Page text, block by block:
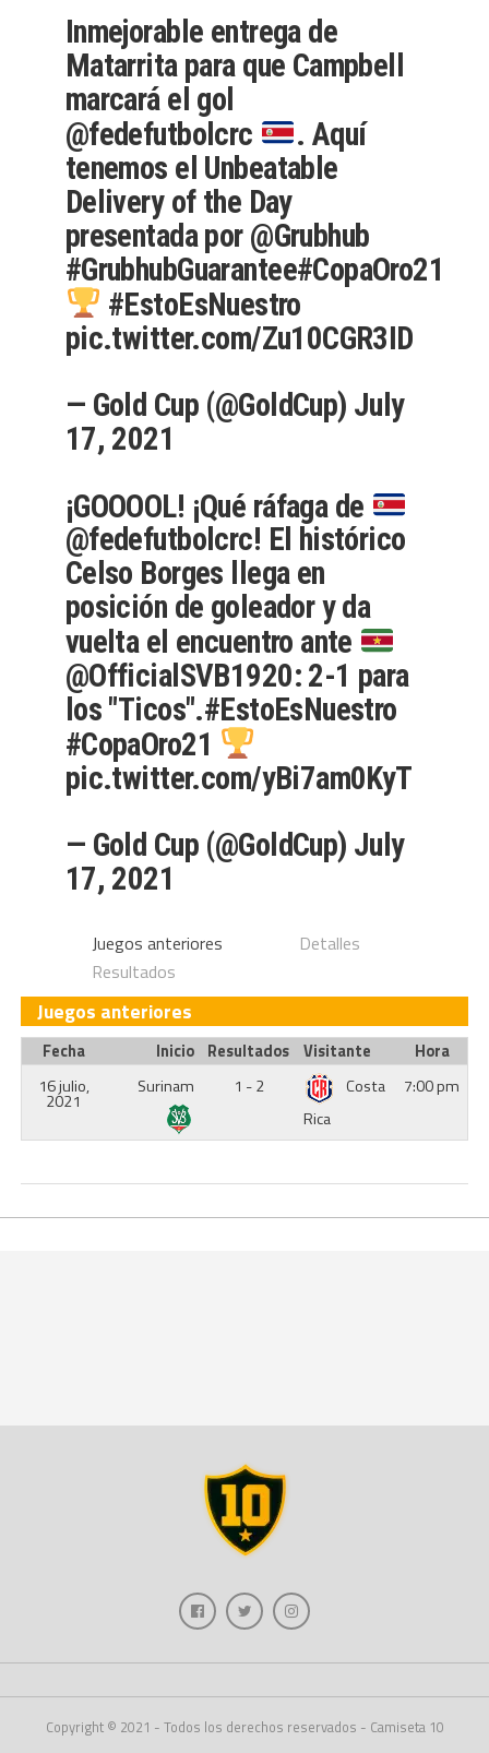
Inmejorable entrega de
Matarrita para que Campbell
marcará el gol
@fedefutbolcrc
. Aquí
tenemos el Unbeatable
Delivery of the Day
presentada por @Grubhub
#GrubhubGuarantee#CopaOro21
#EstoEsNuestro
pic.twitter.com/Zu10CGR3ID
— Gold Cup (@GoldCup) July
17, 2021
¡GOOOOL! ¡Qué ráfaga de
@fedefutbolcrc! El histórico
Celso Borges llega en
posición de goleador y da
vuelta el encuentro ante
@OfficialSVB1920: 2-1 para
los "Ticos".#EstoEsNuestro
#CopaOro21
pic.twitter.com/yBi7am0KyT
— Gold Cup (@GoldCup) July
17, 2021
Juegos anteriores
Detalles
Resultados
Juegos anteriores
Fecha Inicio Resultados Visitante
Hora
16 julio,
2021
Surinam 1 - 2
Costa
Rica
7:00 pm
Copyright © 2021 - Todos los derechos reservados - Camiseta 10